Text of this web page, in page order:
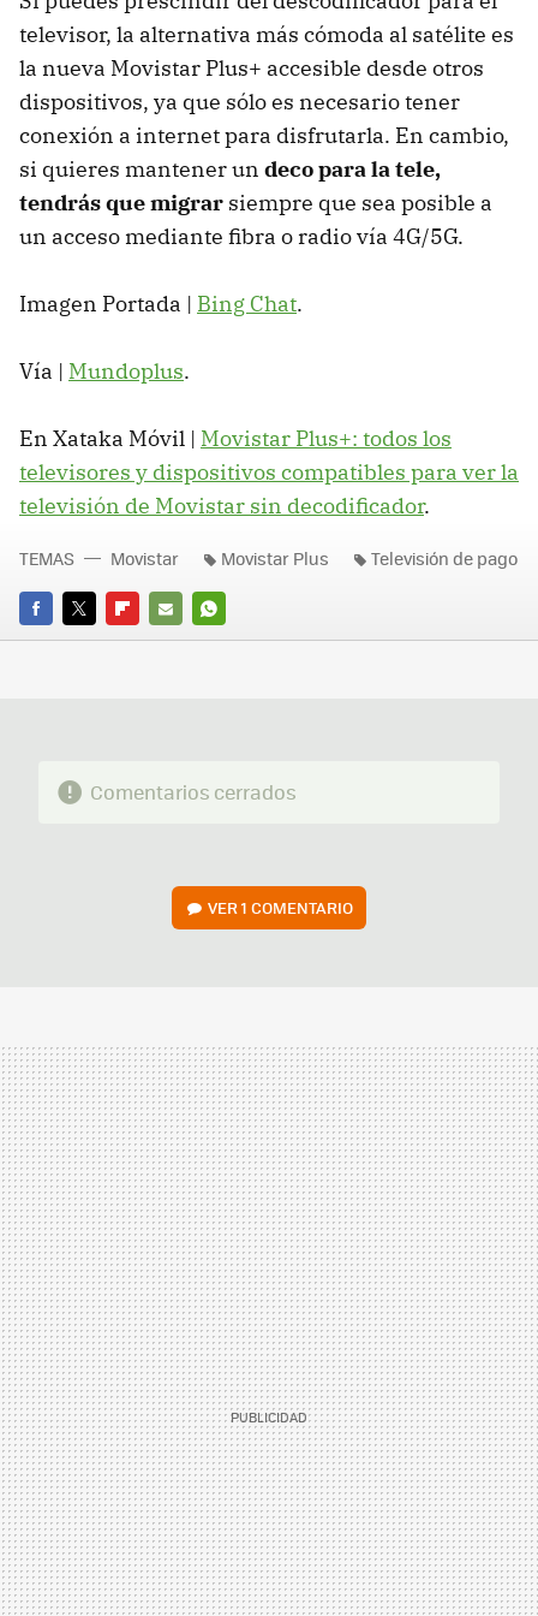
televisor, la alternativa más cómoda al satélite es
la nueva Movistar Plus+ accesible desde otros
dispositivos, ya que sólo es necesario tener
conexión a internet para disfrutarla. En cambio,
si quieres mantener un deco para la tele,
tendrás que migrar siempre que sea posible a
un acceso mediante fibra o radio vía 4G/5G.
Imagen Portada | Bing Chat.
Vía | Mundoplus.
En Xataka Móvil | Movistar Plus+: todos los
televisores y dispositivos compatibles para ver la
televisión de Movistar sin decodificador.
FACEBOOK
TWITTERFLIPBOARD
E-
WHATSAPP
TEMAS Movistar Movistar Plus Televisión de pago
Comentarios cerrados
VER1 COMENTARIO